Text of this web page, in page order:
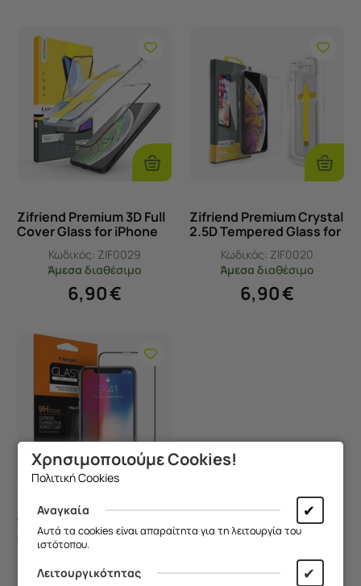
Προσθήκη
Στο
Καλάθι
Zifriend Premium 3D Full
Cover Glass for iPhone
with Easy Applicator -
iPhone X / XS Black
Κωδικός: ZIF0029
Άμεσα διαθέσιμο
6,90€
Στο
Καλάθι
Zifriend Premium Crystal
2.5D Tempered Glass for
iPhone with Easy
Applicator - iPhone X /
XS / 11 Pro
Κωδικός: ZIF0020
Άμεσα διαθέσιμο
6,90€
Προσθήκη
Στο
Tempered Glass Spigen
GLAS.tR For Apple
iPhone 11 Pro / X / XS Full
Cover
Άμεσαδιαθέσιμο
Χρησιμοποιούμε Cookies!
Πολιτική Cookies
Αναγκαία ✔
Αυτά τα cookies είναι απαραίτητα για τη λειτουργία του
ιστότοπου.
Λειτουργικότητας ✔